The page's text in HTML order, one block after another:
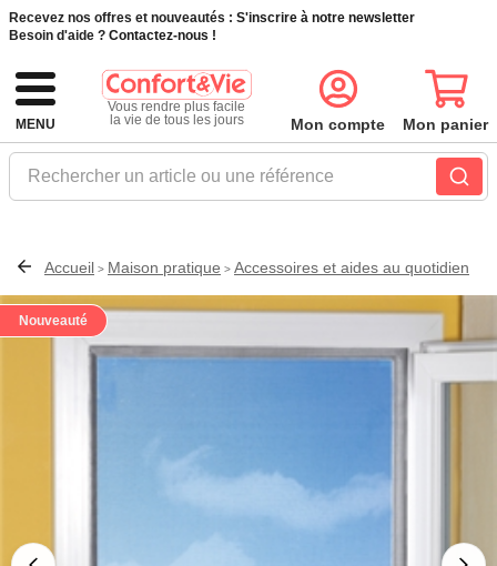
Recevez nos offres et nouveautés : S'inscrire à notre newsletter
Besoin d'aide ? Contactez-nous !
MENU
Vous rendre plus facile
la vie de tous les jours
Rechercher un article ou une référence
Mon compte Mon panier
Accueil > Maison pratique > Accessoires et aides au quotidien
Nouveauté